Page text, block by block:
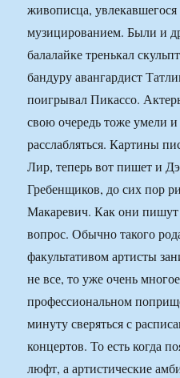
живописца,
музицированием. Были и
балалайке тренькал
бандуру авангардист
поигрывал Пикассо.
свою очередь тоже умели
расслабляться. Картины
Лир, теперь вот пишет и
Гребенщиков, до сих пор
Макаревич. Как они
вопрос. Обычно такого
факультативом артисты
не все, то уже очень
профессиональном
минуту сверяться с
концертов. То есть когда
люфт, а артистические